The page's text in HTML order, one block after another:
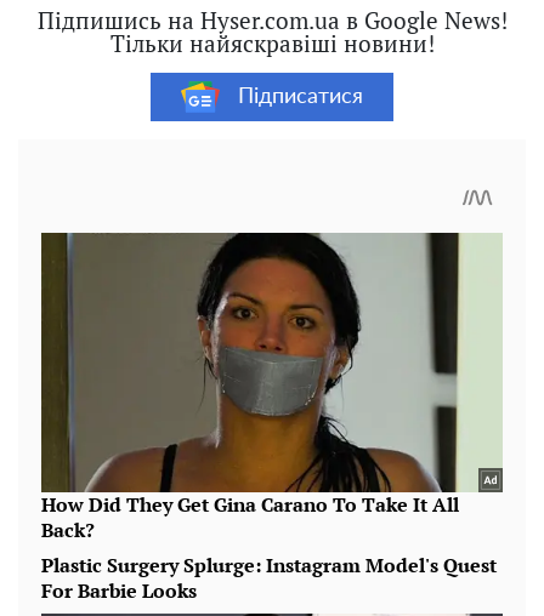
Підпишись на Hyser.com.ua в Google News!
Тільки найяскравіші новини!
Підписатися